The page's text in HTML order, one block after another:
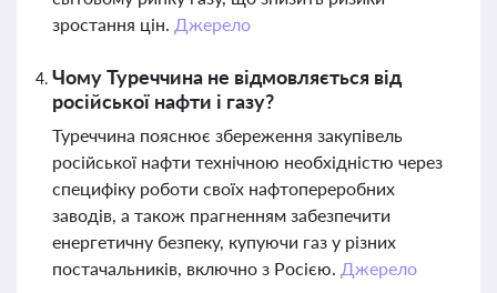
зростання цін. Джерело
Чому Туреччина не відмовляється від
російської нафти і газу?
Туреччина пояснює збереження закупівель
російської нафти технічною необхідністю через
специфіку роботи своїх нафтопереробних
заводів, а також прагненням забезпечити
енергетичну безпеку, купуючи газ у різних
постачальників, включно з Росією. Джерело